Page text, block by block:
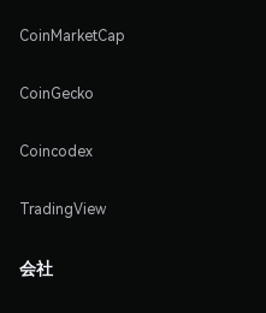
CoinMarketCap
CoinGecko
Coincodex
TradingView
会社